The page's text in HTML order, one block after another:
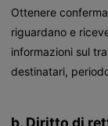
Ottenere
riguardano e
informazioni sul
destinatari,
b. Diritto di